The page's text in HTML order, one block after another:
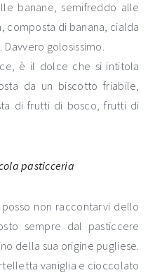
banane, semifreddo alle
composta di banana, cialda
golosissimo.
è il dolce che si intitola
da un biscotto friabile,
di frutti di bosco, frutti di
non raccontarvi dello
sempre dal pasticcere
della sua origine pugliese.
vaniglia e cioccolato